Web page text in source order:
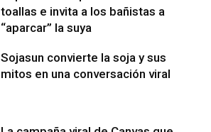
toallas e invita a los bañistas a
“aparcar” la suya
Sojasun convierte la soja y sus
mitos en una conversación viral